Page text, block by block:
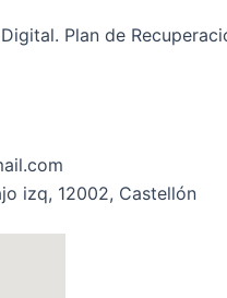
Plan de
izq, 12002, Castellón